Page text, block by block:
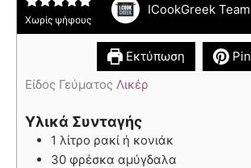
Χωρίς ψήφους
ICookGreek Team
Εκτύπωση
Pin
Είδος Γεύματος Λικέρ
Υλικά Συνταγής
1 λίτρο ρακί ή κονιάκ
30 φρέσκα αμύγδαλα